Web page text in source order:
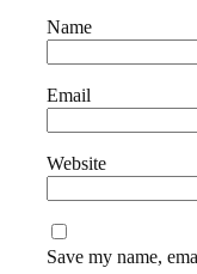
Name
Email
Website
Save my name,